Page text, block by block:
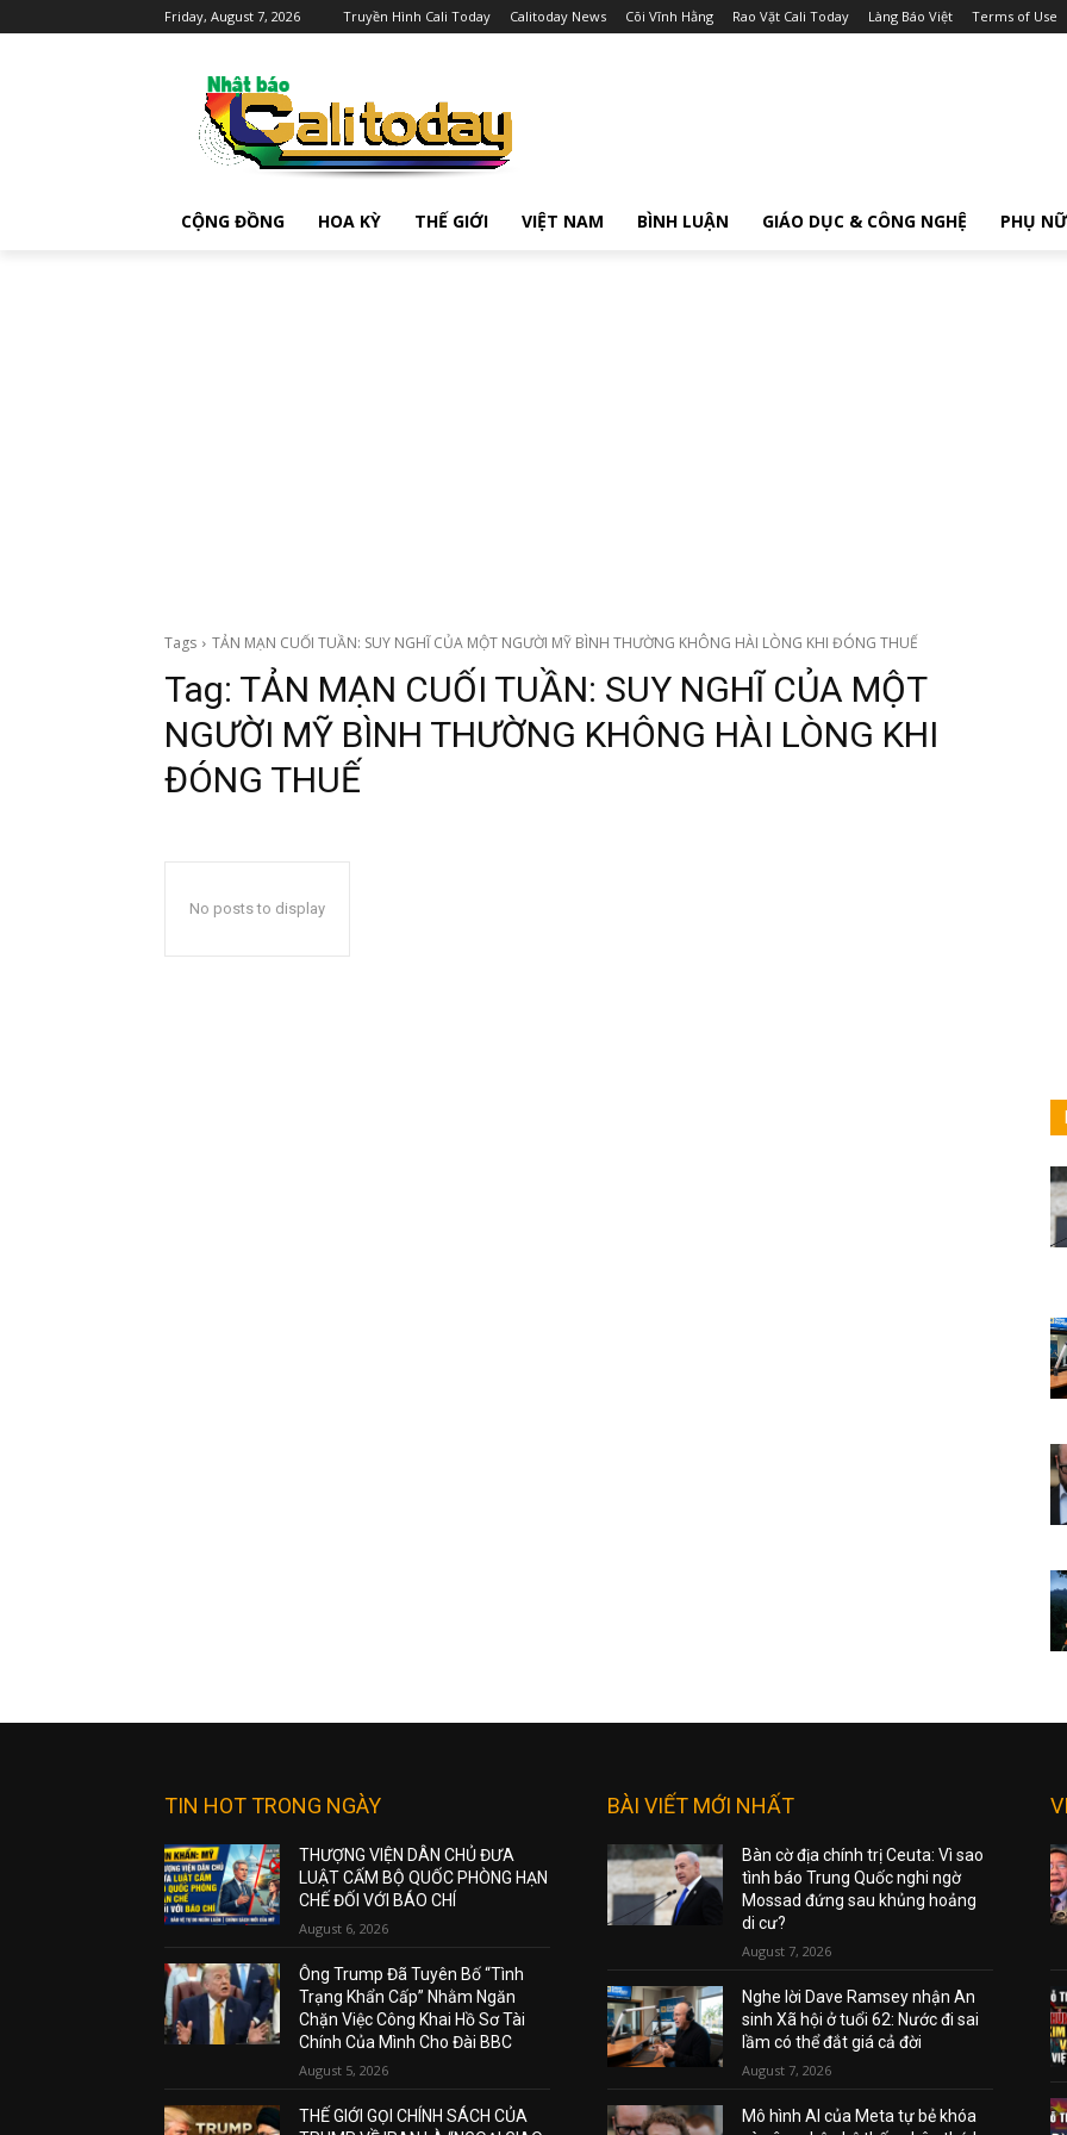
Friday, August 7, 2026 Truyền Hình Cali Today Calitoday News Cõi Vĩnh Hằng Rao Vặt Cali Today Làng Báo Việt Terms of Use
CỘNG ĐỒNG HOA KỲ THẾ GIỚI VIỆT NAM BÌNH LUẬN GIÁO DỤC & CÔNG NGHỆ PHỤ NỮ
Tags TẢN MẠN CUỐI TUẦN: SUY NGHĨ CỦA MỘT NGƯỜI MỸ BÌNH THƯỜNG KHÔNG HÀI LÒNG KHI ĐÓNG THUẾ
Tag: TẢN MẠN CUỐI TUẦN: SUY NGHĨ CỦA MỘT
NGƯỜI MỸ BÌNH THƯỜNG KHÔNG HÀI LÒNG KHI
ĐÓNG THUẾ
No posts to display
TIN HOT TRONG NGÀY
THƯỢNG VIỆN DÂN CHỦ ĐƯA
LUẬT CẤM BỘ QUỐC PHÒNG HẠN
CHẾ ĐỐI VỚI BÁO CHÍ
August 6, 2026
Ông Trump Đã Tuyên Bố “Tình
Trạng Khẩn Cấp” Nhằm Ngăn
Chặn Việc Công Khai Hồ Sơ Tài
Chính Của Mình Cho Đài BBC
August 5, 2026
THẾ GIỚI GỌI CHÍNH SÁCH CỦA
BÀI VIẾT MỚI NHẤT
Bàn cờ địa chính trị Ceuta: Vì sao
tình báo Trung Quốc nghi ngờ
Mossad đứng sau khủng hoảng
di cư?
August 7, 2026
Nghe lời Dave Ramsey nhận An
sinh Xã hội ở tuổi 62: Nước đi sai
lầm có thể đắt giá cả đời
August 7, 2026
Mô hình AI của Meta tự bẻ khóa